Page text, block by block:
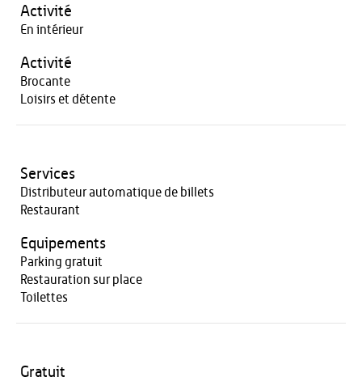
Activité
En intérieur
Activité
Brocante
Loisirs et détente
Services
Distributeur automatique de billets
Restaurant
Equipements
Parking gratuit
Restauration sur place
Toilettes
Gratuit